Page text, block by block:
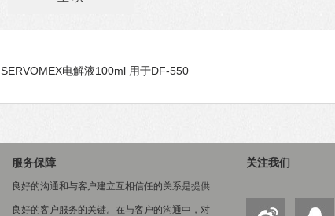
SERVOMEX电解液100ml 用于DF-550
服务保障
良好的沟通和与客户建立互相信任的关系是提供
良好的客户服务的关键。在与客户的沟通中，对
关注我们